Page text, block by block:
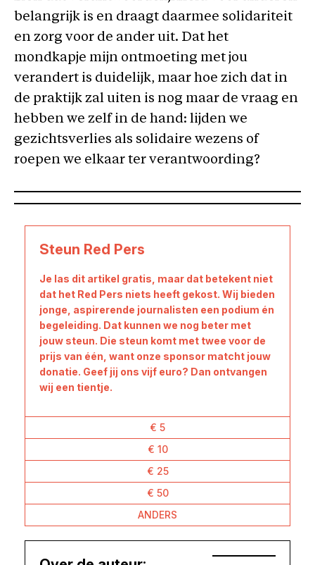
belangrijk is en draagt daarmee solidariteit
en zorg voor de ander uit. Dat het
mondkapje mijn ontmoeting met jou
verandert is duidelijk, maar hoe zich dat in
de praktijk zal uiten is nog maar de vraag en
hebben we zelf in de hand: lijden we
gezichtsverlies als solidaire wezens of
roepen we elkaar ter verantwoording?
Steun Red Pers
Je las dit artikel gratis, maar dat betekent niet
dat het Red Pers niets heeft gekost. Wij bieden
jonge, aspirerende journalisten een podium én
begeleiding. Dat kunnen we nog beter met
jouw steun. Die steun komt met twee voor de
prijs van één, want onze sponsor matcht jouw
donatie. Geef jij ons vijf euro? Dan ontvangen
wij een tientje.
€ 5
€ 10
€ 25
€ 50
ANDERS